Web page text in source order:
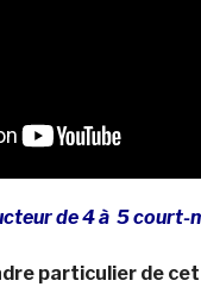
de 4 à 5 court-
particulier de